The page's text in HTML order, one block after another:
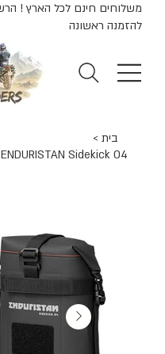
להזמנה ראשונה
בית >
ENDURISTAN Sidekick 04 תיק לאופנוע אנדוריסטאן